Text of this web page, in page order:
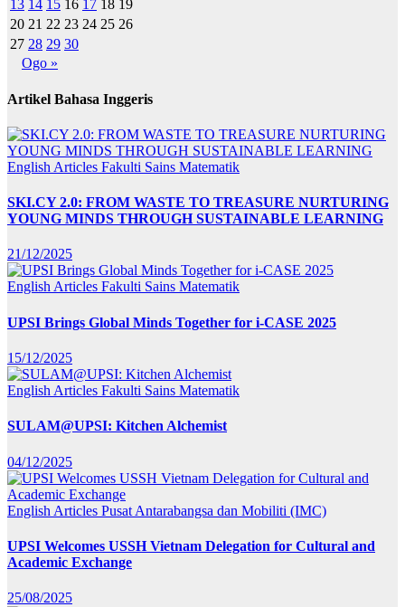
13 14 15 16 17 18 19
20 21 22 23 24 25 26
27 28 29 30
Ogo »
Artikel Bahasa Inggeris
English Articles Fakulti Sains Matematik
SKI.CY 2.0: FROM WASTE TO TREASURE NURTURING
YOUNG MINDS THROUGH SUSTAINABLE LEARNING
21/12/2025
English Articles Fakulti Sains Matematik
UPSI Brings Global Minds Together for i-CASE 2025
15/12/2025
English Articles Fakulti Sains Matematik
SULAM@UPSI: Kitchen Alchemist
04/12/2025
English Articles Pusat Antarabangsa dan Mobiliti (IMC)
UPSI Welcomes USSH Vietnam Delegation for Cultural and
Academic Exchange
25/08/2025